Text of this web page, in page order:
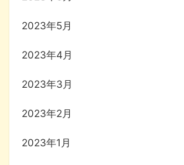
2023年5月
2023年4月
2023年3月
2023年2月
2023年1月